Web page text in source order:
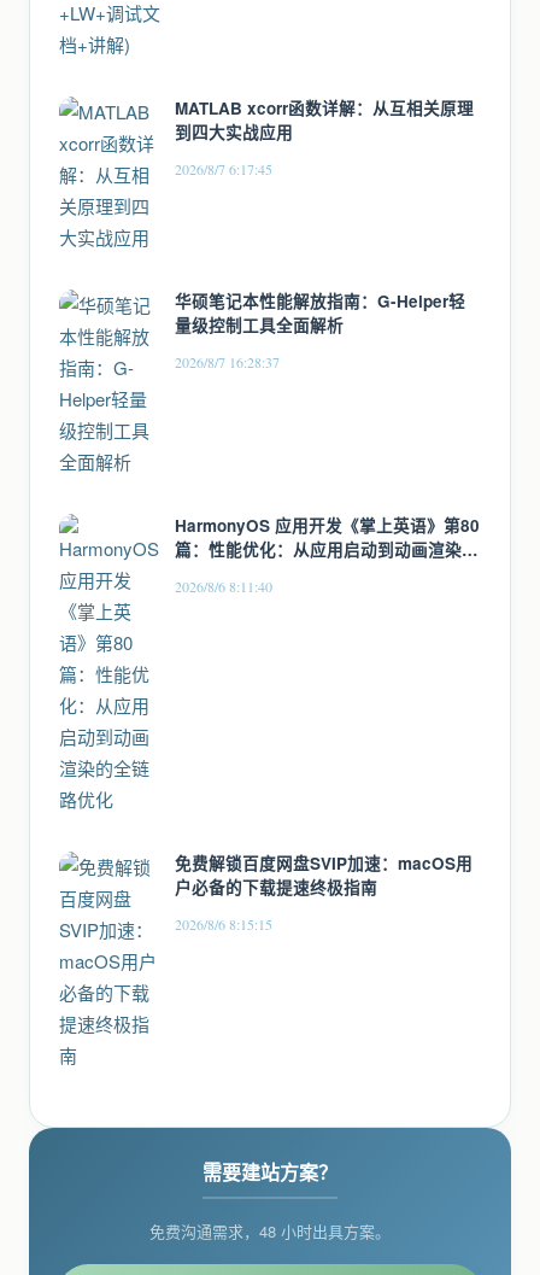
MATLAB xcorr函数详解：从互相关原理
到四大实战应用
2026/8/7 6:17:45
华硕笔记本性能解放指南：G-Helper轻
量级控制工具全面解析
2026/8/7 16:28:37
HarmonyOS 应用开发《掌上英语》第80
篇：性能优化：从应用启动到动画渲染的
2026/8/6 8:11:40
免费解锁百度网盘SVIP加速：macOS用
户必备的下载提速终极指南
2026/8/6 8:15:15
需要建站方案？
免费沟通需求，48 小时出具方案。